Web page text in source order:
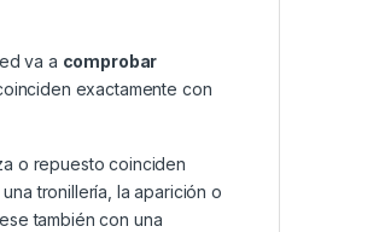
va a comprobar
exactamente con
o repuesto coinciden
tronillería, la aparición o
también con una